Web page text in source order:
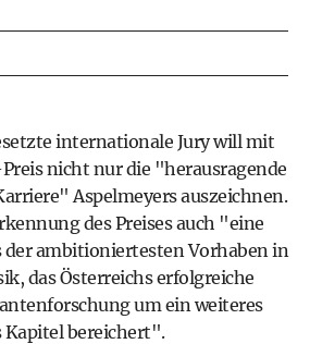
internationale Jury will mit
nicht nur die "herausragende
Aspelmeyers auszeichnen.
des Preises auch "eine
ambitioniertesten Vorhaben in
das Österreichs erfolgreiche
um ein weiteres
Kapitel bereichert".